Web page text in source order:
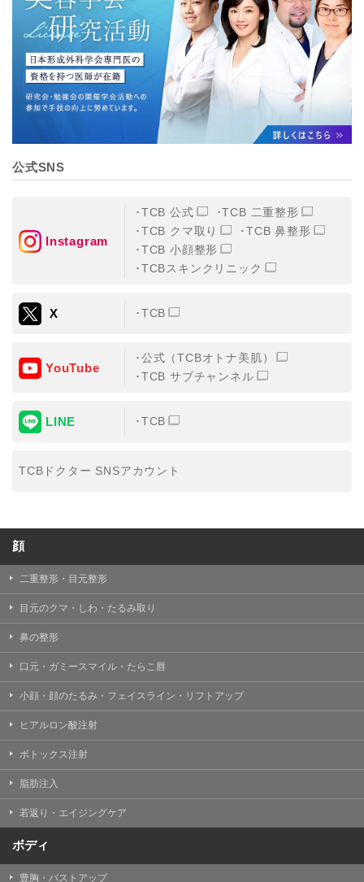
TCBグループは、取り扱う個人情報を、厳正な管理の下
に蓄積・保管し、当該個人情報への不正アクセス・紛
失・破壊・改ざんおよび漏洩等を防止するため、必要か
つ適切な組織的・人的・物理的・技術的防御措置を講じ
ます。
【個人情報の共同利用について】
TCBグループは、【利用目的】達成に必要な範囲で、取
得情報を共同して利用することがあります。
なお、共同利用にあたっては、一般社団法人メディカル
す。
一般社団法人メディカルアライアンス
①共同して利用される情報
②共同して利用する者の範囲
③共同利用する者の利用目的
【外部委託について】
おいて、取得情報の取扱いの全部または一部を外部の業
務委託先に委託することがあります。取得情報の取り扱
TCBグループは、個人情報保護法その他の法令により認
められる場合を除き、患者様の同意なしに、取得情報を
ん。
【個人情報の開示・訂正・利用停止について】
TCBグループは、本人の申し出により個人情報に関する
開示、訂正、更新、削除、利用停止その他お問い合わせ
について、これを適切に対応します。
【Cookie(クッキー)について】
Cookieは、一般的にインターネット閲覧を行う際、又は
の閲覧情報を記憶させておく機能です。
TCBグループでは、Cookie及び類似技術を使用して収集
を分析し、パフォーマンス改善や、WEBサイトを通じて
提供するサービスの向上・改善のため、Cookieを使用す
ることがあります。ご使用のブラウザによりCookieを無
公式SNS
Instagram
TCB 公式
TCB 二重整形
TCB クマ取り
TCB 鼻整形
TCB 小顔整形
TCBスキンクリニック
X TCB
YouTube
公式（TCBオトナ美肌）
TCB サブチャンネル
LINE TCB
TCBドクター SNSアカウント
顔
二重整形・目元整形
目元のクマ・しわ・たるみ取り
鼻の整形
口元・ガミースマイル・たらこ唇
小顔・顔のたるみ・フェイスライン・リフトアップ
ヒアルロン酸注射
ボトックス注射
脂肪注入
若返り・エイジングケア
ボディ
豊胸・バストアップ